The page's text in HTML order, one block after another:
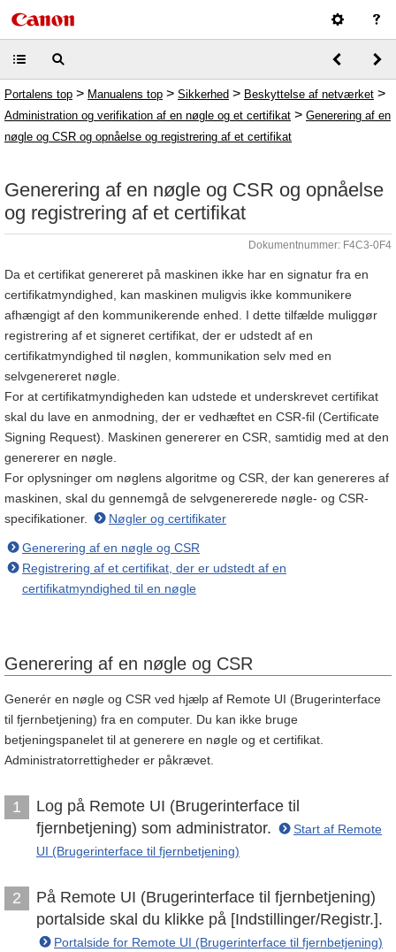
Portalens top > Manualens top > Sikkerhed > Beskyttelse af netværket >
Administration og verifikation af en nøgle og et certifikat > Generering af en
nøgle og CSR og opnåelse og registrering af et certifikat
Generering af en nøgle og CSR og opnåelse
og registrering af et certifikat
Dokumentnummer: F4C3-0F4
Da et certifikat genereret på maskinen ikke har en signatur fra en
certifikatmyndighed, kan maskinen muligvis ikke kommunikere
afhængigt af den kommunikerende enhed. I dette tilfælde muliggør
registrering af et signeret certifikat, der er udstedt af en
certifikatmyndighed til nøglen, kommunikation selv med en
selvgenereret nøgle.
For at certifikatmyndigheden kan udstede et underskrevet certifikat
skal du lave en anmodning, der er vedhæftet en CSR-fil (Certificate
Signing Request). Maskinen genererer en CSR, samtidig med at den
genererer en nøgle.
For oplysninger om nøglens algoritme og CSR, der kan genereres af
maskinen, skal du gennemgå de selvgenererede nøgle- og CSR-
specifikationer.
Nøgler og certifikater
Generering af en nøgle og CSR
Registrering af et certifikat, der er udstedt af en
certifikatmyndighed til en nøgle
Generering af en nøgle og CSR
Generér en nøgle og CSR ved hjælp af Remote UI (Brugerinterface
til fjernbetjening) fra en computer. Du kan ikke bruge
betjeningspanelet til at generere en nøgle og et certifikat.
Administratorrettigheder er påkrævet.
1
Log på Remote UI (Brugerinterface til
fjernbetjening) som administrator.
Start af Remote
UI (Brugerinterface til fjernbetjening)
2
På Remote UI (Brugerinterface til fjernbetjening)
portalside skal du klikke på [Indstillinger/Registr.].
Portalside for Remote UI (Brugerinterface til fjernbetjening)